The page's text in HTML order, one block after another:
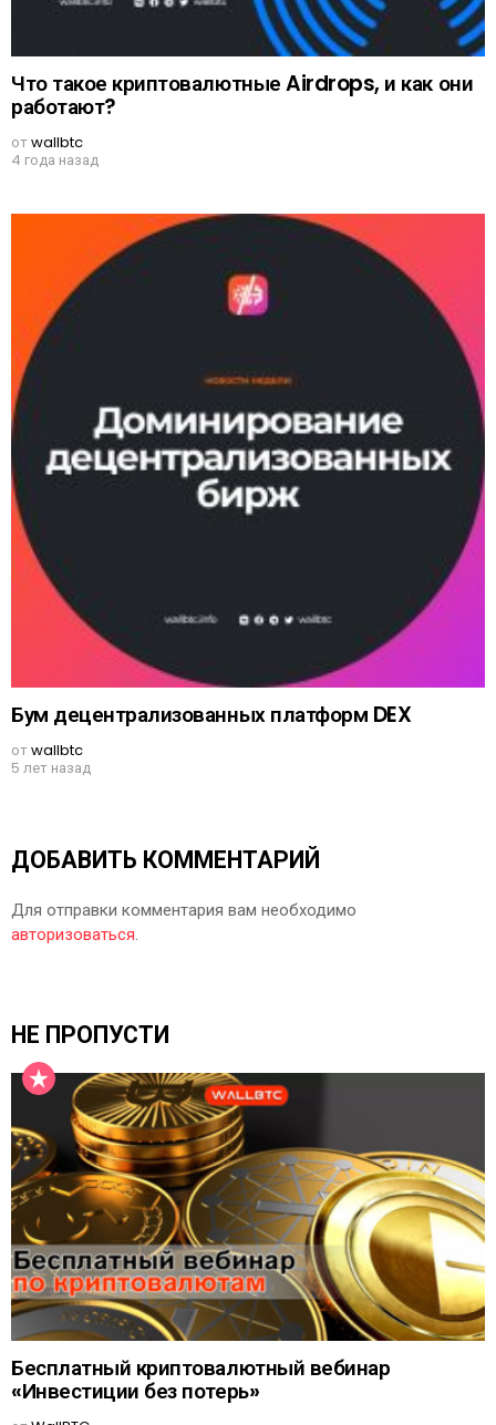
Что такое криптовалютные Airdrops, и как они
работают?
отwallbtc
4 года назад
Бум децентрализованных платформ DEX
отwallbtc
5 лет назад
ДОБАВИТЬ КОММЕНТАРИЙ
Для отправки комментария вам необходимо
авторизоваться.
НЕ ПРОПУСТИ
Бесплатный криптовалютный вебинар
«Инвестиции без потерь»